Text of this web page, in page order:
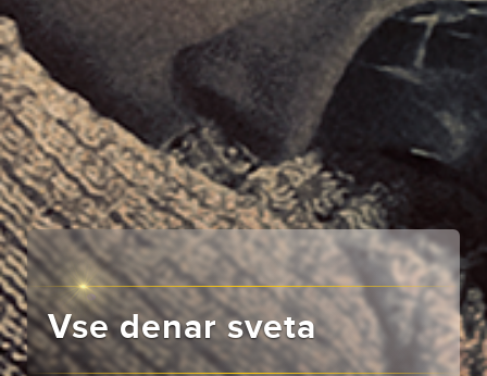
Vse denar sveta